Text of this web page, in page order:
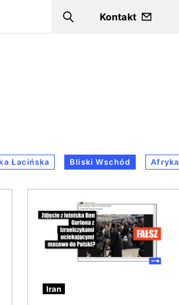
Szukaj
Kontakt
Łacińska Bliski Wschód Afryka
Iran